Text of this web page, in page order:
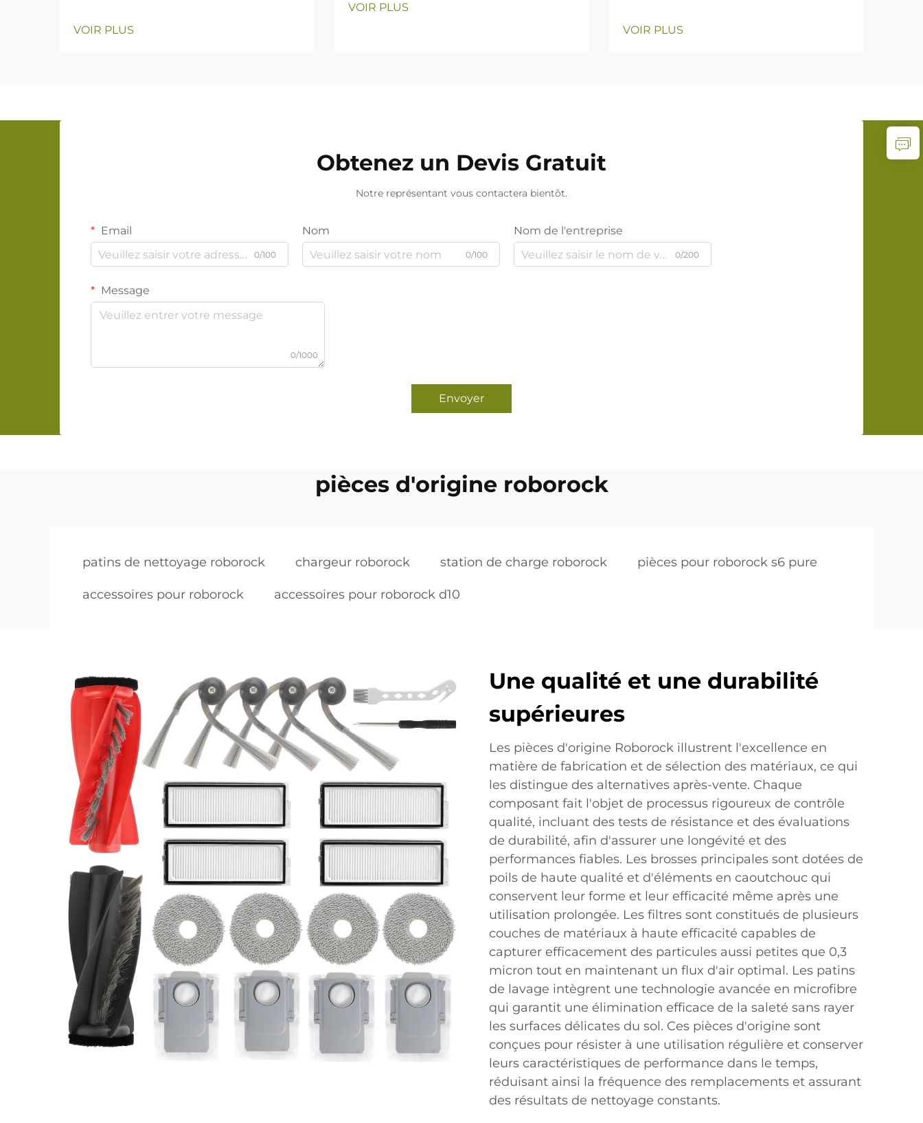
VOIR PLUS
VOIR PLUS
VOIR PLUS
Obtenez un Devis Gratuit
Notre représentant vous contactera bientôt.
Email
0/100
Nom
0/100
Nom de l'entreprise
0/200
Message
0/1000
Envoyer
pièces d'origine roborock
patins de nettoyage roborock chargeur roborock station de charge roborock pièces pour roborock s6 pure
accessoires pour roborock accessoires pour roborock d10
Une qualité et une durabilité
supérieures
Les pièces d'origine Roborock illustrent l'excellence en
matière de fabrication et de sélection des matériaux, ce qui
les distingue des alternatives après-vente. Chaque
composant fait l'objet de processus rigoureux de contrôle
qualité, incluant des tests de résistance et des évaluations
de durabilité, afin d'assurer une longévité et des
performances fiables. Les brosses principales sont dotées de
poils de haute qualité et d'éléments en caoutchouc qui
conservent leur forme et leur efficacité même après une
utilisation prolongée. Les filtres sont constitués de plusieurs
couches de matériaux à haute efficacité capables de
capturer efficacement des particules aussi petites que 0,3
micron tout en maintenant un flux d'air optimal. Les patins
de lavage intègrent une technologie avancée en microfibre
qui garantit une élimination efficace de la saleté sans rayer
les surfaces délicates du sol. Ces pièces d'origine sont
conçues pour résister à une utilisation régulière et conserver
leurs caractéristiques de performance dans le temps,
réduisant ainsi la fréquence des remplacements et assurant
des résultats de nettoyage constants.